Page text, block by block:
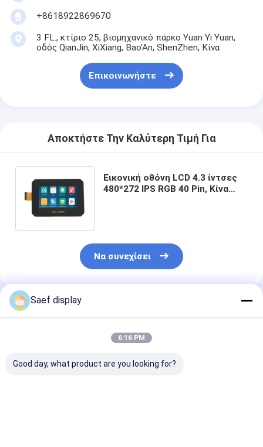
+8618922869670
3 FL., κτίριο 25, βιομηχανικό πάρκο Yuan Yi Yuan,
οδός QianJin, XiXiang, Bao'An, ShenZhen, Κίνα
Επικοινωνήστε
Αποκτήστε Την Καλύτερη Τιμή Για
Εικονική οθόνη LCD 4.3 ίντσες
480*272 IPS RGB 40 Pin, Κίνα
Να συνεχίσει
Συνιστώμενα Προϊόντα
Saef display
6:16 PM
Good day, what product are you looking for?